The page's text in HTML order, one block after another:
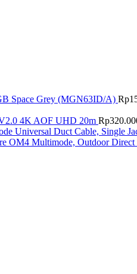
Space Grey (MGN63ID/A) Rp
4K AOF UHD 20m Rp
Universal Duct Cable, Single
OM4 Multimode, Outdoor